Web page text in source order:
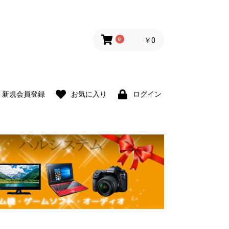
0 ￥0
新規会員登録 お気に入り ログイン